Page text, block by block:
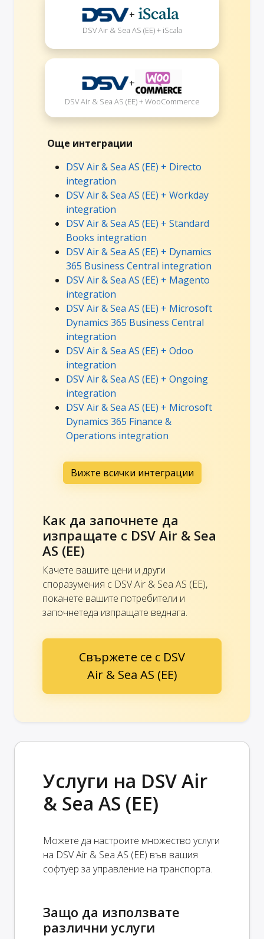
+
DSV Air & Sea AS (EE) + iScala
+
DSV Air & Sea AS (EE) + WooCommerce
Още интеграции
DSV Air & Sea AS (EE) + Directo
integration
DSV Air & Sea AS (EE) + Workday
integration
DSV Air & Sea AS (EE) + Standard
Books integration
DSV Air & Sea AS (EE) + Dynamics
365 Business Central integration
DSV Air & Sea AS (EE) + Magento
integration
DSV Air & Sea AS (EE) + Microsoft
Dynamics 365 Business Central
integration
DSV Air & Sea AS (EE) + Odoo
integration
DSV Air & Sea AS (EE) + Ongoing
integration
DSV Air & Sea AS (EE) + Microsoft
Dynamics 365 Finance &
Operations integration
Вижте всички интеграции
Как да започнете да
изпращате с DSV Air & Sea
AS (EE)
Качете вашите цени и други
споразумения с DSV Air & Sea AS (EE),
поканете вашите потребители и
започнетеда изпращате веднага.
Свържете се с DSV
Air & Sea AS (EE)
Услуги на DSV Air
& Sea AS (EE)
Можете да настроите множество услуги
на DSV Air & Sea AS (EE) във вашия
софтуер за управление на транспорта.
Защо да използвате
различни услуги